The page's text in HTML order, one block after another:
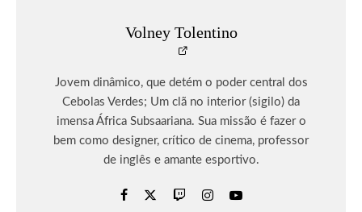
Volney Tolentino
Jovem dinâmico, que detém o poder central dos
Cebolas Verdes; Um clã no interior (sigilo) da
imensa África Subsaariana. Sua missão é fazer o
bem como designer, crítico de cinema, professor
de inglês e amante esportivo.